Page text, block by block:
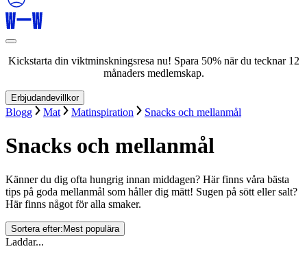
Kickstarta din viktminskningsresa nu! Spara 50% när du tecknar 12
månaders medlemskap.
Erbjudandevillkor
Blogg Mat Matinspiration Snacks och mellanmål
Snacks och mellanmål
Känner du dig ofta hungrig innan middagen? Här finns våra bästa
tips på goda mellanmål som håller dig mätt! Sugen på sött eller salt?
Här finns något för alla smaker.
Sortera efter: Mest populära
Laddar...